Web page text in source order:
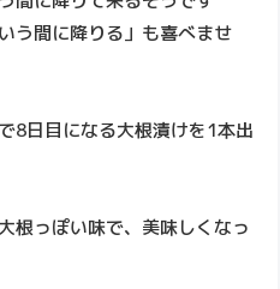
う間に降りる」も喜べませ
8日目になる大根漬けを1本出
根っぽい味で、美味しくなっ